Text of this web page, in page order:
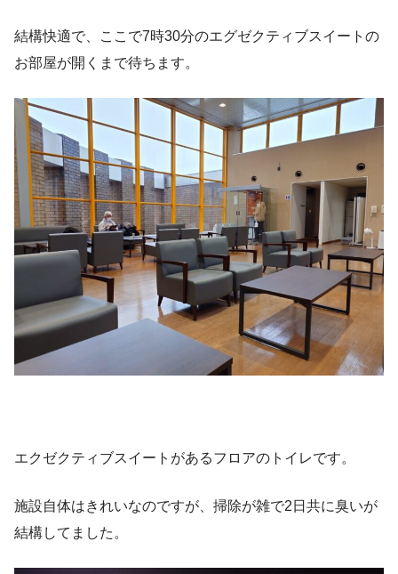
結構快適で、ここで7時30分のエグゼクティブスイートの
お部屋が開くまで待ちます。
エクゼクティブスイートがあるフロアのトイレです。
施設自体はきれいなのですが、掃除が雑で2日共に臭いが
結構してました。